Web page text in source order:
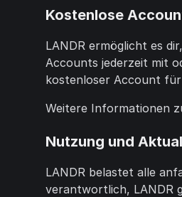
Kostenlose
LANDR ermöglicht es
Accounts jederzeit mit
kostenloser Account für
Weitere Informationen
Nutzung und
LANDR belastet alle
verantwortlich, LANDR